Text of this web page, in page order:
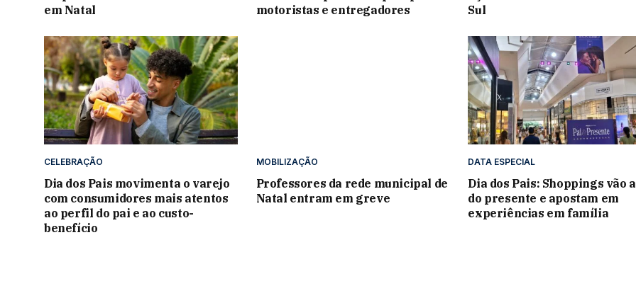
em Natal
motoristas e entregadores
Sul
CELEBRAÇÃO
Dia dos Pais movimenta o varejo
com consumidores mais atentos
ao perfil do pai e ao custo-
benefício
MOBILIZAÇÃO
Professores da rede municipal de
Natal entram em greve
DATA ESPECIAL
Dia dos Pais: Shoppings vão
do presente e apostam em
experiências em família